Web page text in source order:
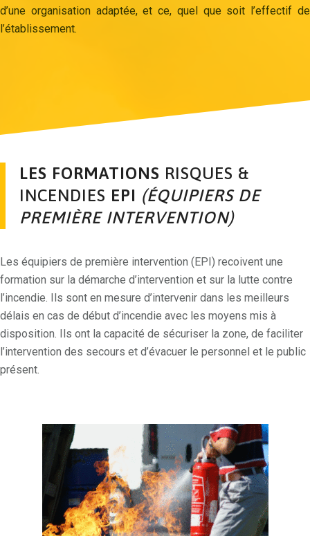
d’une organisation adaptée, et ce, quel que soit l’effectif de
l’établissement.
LES FORMATIONS RISQUES &
INCENDIES EPI (ÉQUIPIERS DE
PREMIÈRE INTERVENTION)
Les équipiers de première intervention (EPI) recoivent une
formation sur la démarche d’intervention et sur la lutte contre
l’incendie. Ils sont en mesure d’intervenir dans les meilleurs
délais en cas de début d’incendie avec les moyens mis à
disposition. Ils ont la capacité de sécuriser la zone, de faciliter
l’intervention des secours et d’évacuer le personnel et le public
présent.